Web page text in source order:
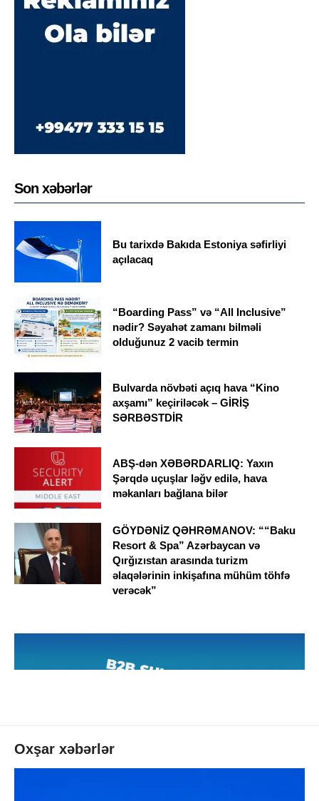
Son xəbərlər
Bu tarixdə Bakıda Estoniya səfirliyi
açılacaq
“Boarding Pass” və “All Inclusive”
nədir? Səyahət zamanı bilməli
olduğunuz 2 vacib termin
Bulvarda növbəti açıq hava “Kino
axşamı” keçiriləcək – GİRİŞ
SƏRBƏSTDİR
ABŞ-dən XƏBƏRDARLIQ: Yaxın
Şərqdə uçuşlar ləğv edilə, hava
məkanları bağlana bilər
GÖYDƏNİZ QƏHRƏMANOV: ““Baku
Resort & Spa” Azərbaycan və
Qırğızıstan arasında turizm
əlaqələrinin inkişafına mühüm töhfə
verəcək”
Oxşar xəbərlər